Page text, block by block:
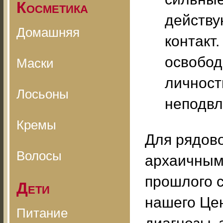
Косметика
Домашняя
Маски
Лосьоны
Кремы
Волосы
Дети
Питание
Для
прошлого
нашего